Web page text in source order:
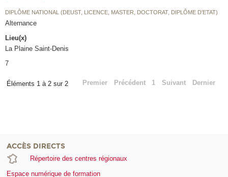
DIPLÔME NATIONAL (DEUST, LICENCE, MASTER, DOCTORAT, DIPLÔME D'ETAT)
Alternance
Lieu(x)
La Plaine Saint-Denis
7
Éléments 1 à 2 sur 2 Premier Précédent 1 Suivant Dernier
ACCÈS DIRECTS
Répertoire des centres régionaux
Espace numérique de formation